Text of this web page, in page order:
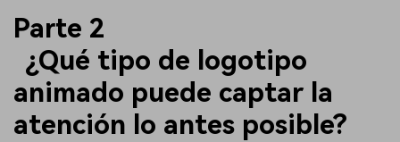
Parte 2
¿Qué tipo de logotipo
animado puede captar la
atención lo antes posible?